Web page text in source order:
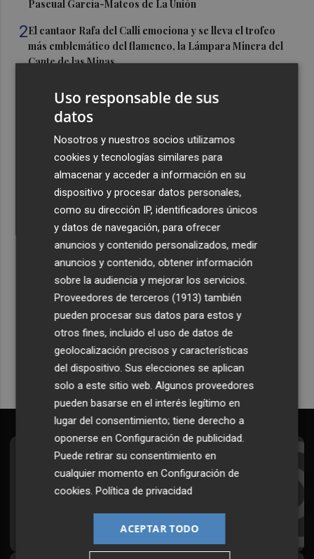
Pascual García-Mateos de La Unión
2El cantaor Rafa del Calli emociona y se lleva el trofeo
más emblemático del flamenco, la Lámpara Minera del
Cante de las Minas
con una victoria contra el Galatasaray
Kiat Lim preside por primera vez un partido en Mestalla
Recibe toda la actualidad de
Plaza Podcast en tu correo
Quiero suscribirme
Suscríbete al Boletín
Todos los días a primera hora en tu email
Uso responsable de sus
datos
Nosotros y nuestros socios utilizamos
cookies y tecnologías similares para
almacenar y acceder a información en su
dispositivo y procesar datos personales,
como su dirección IP, identificadores únicos
y datos de navegación, para ofrecer
anuncios y contenido personalizados, medir
anuncios y contenido, obtener información
sobre la audiencia y mejorar los servicios.
Proveedores de terceros (1913) también
pueden procesar sus datos para estos y
otros fines, incluido el uso de datos de
geolocalización precisos y características
del dispositivo. Sus elecciones se aplican
solo a este sitio web. Algunos proveedores
pueden basarse en el interés legítimo en
lugar del consentimiento; tiene derecho a
oponerse enConfiguración de publicidad.
Puede retirar su consentimiento en
cualquier momento enConfiguración de
cookies.Política de privacidad
ACEPTAR TODO